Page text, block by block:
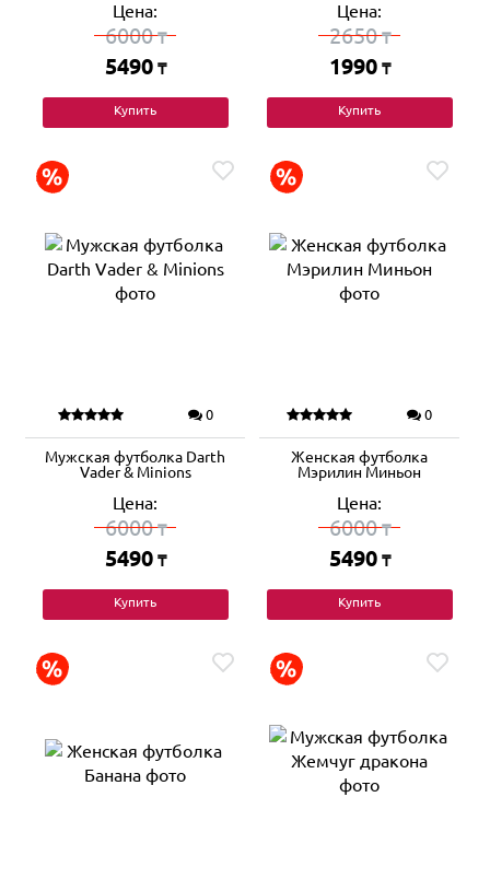
Цена:
6000₸
5490 ₸
Купить
Цена:
2650₸
1990 ₸
Купить
0
Мужская футболка Darth
Vader & Minions
Цена:
6000₸
5490 ₸
Купить
0
Женская футболка
Мэрилин Миньон
Цена:
6000₸
5490 ₸
Купить